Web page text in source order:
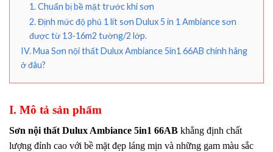
1. Chuẩn bị bề mặt trước khi sơn
2. Định mức độ phủ 1 lít sơn Dulux 5 in 1 Ambiance sơn
được từ 13-16m2 tường/2 lớp.
IV. Mua Sơn nội thất Dulux Ambiance 5in1 66AB chính hãng
ở đâu?
I. Mô tả sản phẩm
Sơn nội thất Dulux Ambiance 5in1 66AB khẳng định chất
lượng đỉnh cao với bề mặt đẹp láng mịn và những gam màu sắc